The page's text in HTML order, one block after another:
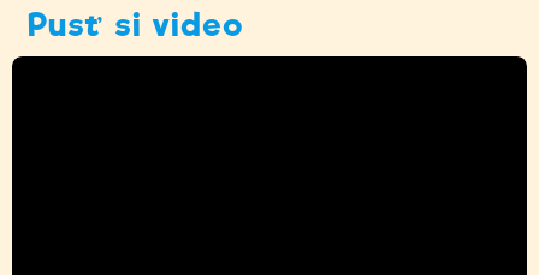
Pusť si video